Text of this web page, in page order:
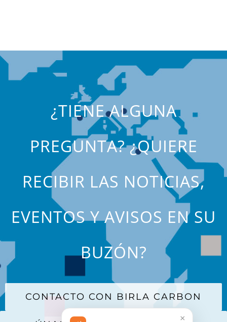
¿TIENE ALGUNA
PREGUNTA? ¿QUIERE
RECIBIR LAS NOTICIAS,
EVENTOS Y AVISOS EN SU
BUZÓN?
CONTACTO CON BIRLA CARBON
×